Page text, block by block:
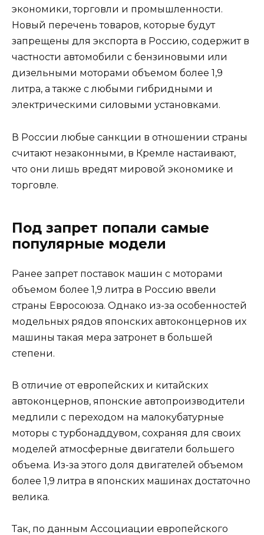
экономики, торговли и промышленности.
Новый перечень товаров, которые будут
запрещены для экспорта в Россию, содержит в
частности автомобили с бензиновыми или
дизельными моторами объемом более 1,9
литра, а также с любыми гибридными и
электрическими силовыми установками.
В России любые санкции в отношении страны
считают незаконными, в Кремле настаивают,
что они лишь вредят мировой экономике и
торговле.
Под запрет попали самые
популярные модели
Ранее запрет поставок машин с моторами
объемом более 1,9 литра в Россию ввели
страны Евросоюза. Однако из-за особенностей
модельных рядов японских автоконцернов их
машины такая мера затронет в большей
степени.
В отличие от европейских и китайских
автоконцернов, японские автопроизводители
медлили с переходом на малокубатурные
моторы с турбонаддувом, сохраняя для своих
моделей атмосферные двигатели большего
объема. Из-за этого доля двигателей объемом
более 1,9 литра в японских машинах достаточно
велика.
Так, по данным Ассоциации европейского